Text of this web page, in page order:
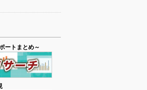
ートまとめ～